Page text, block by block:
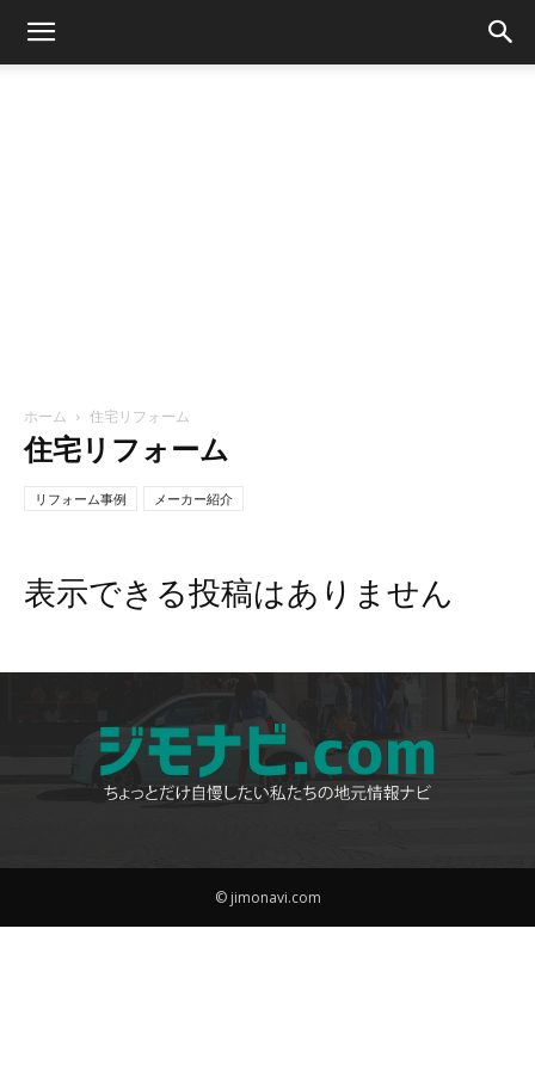
ホーム 住宅リフォーム
住宅リフォーム
リフォーム事例 メーカー紹介
表示できる投稿はありません
© jimonavi.com